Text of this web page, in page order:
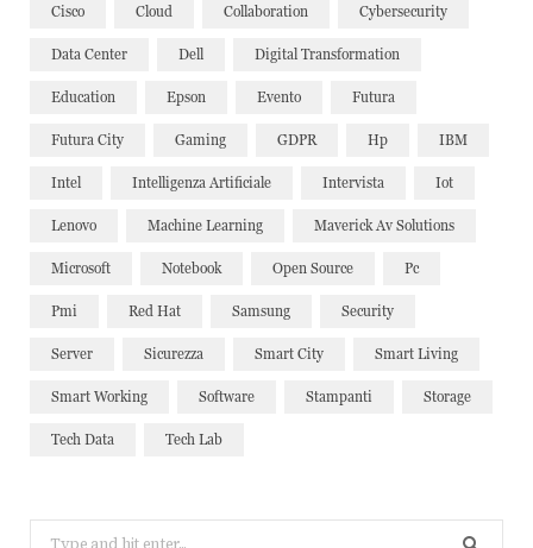
Cisco Cloud Collaboration Cybersecurity
Data Center Dell Digital Transformation
Education Epson Evento Futura
Futura City Gaming GDPR Hp IBM
Intel Intelligenza Artificiale Intervista Iot
Lenovo Machine Learning Maverick Av Solutions
Microsoft Notebook Open Source Pc
Pmi Red Hat Samsung Security
Server Sicurezza Smart City Smart Living
Smart Working Software Stampanti Storage
Tech Data Tech Lab